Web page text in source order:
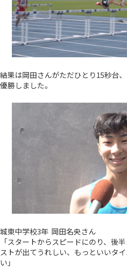
結果は岡田さんがただひとり15秒台
優勝しました。
城東中学校3年 岡田名央さん
「スタートからスピードにのり、後
ストが出てうれしい、もっといいタ
い」